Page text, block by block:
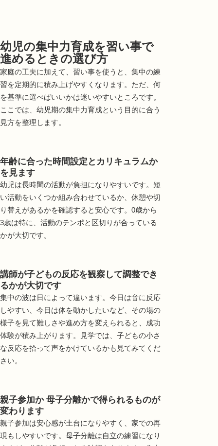
幼児の集中力育成を習い事で
進めるときの選び方
家庭の工夫に加えて、習い事を使うと、集中の練
習を定期的に積み上げやすくなります。ただ、何
を基準に選べばいいかは迷いやすいところです。
ここでは、幼児期の集中力育成という目的に合う
見方を整理します。
年齢に合った時間設定とカリキュラムか
を見ます
幼児は長時間の活動が負担になりやすいです。短
い活動をいくつか組み合わせているか、休憩や切
り替えがあるかを確認すると安心です。0歳から
3歳は特に、活動のテンポと区切りが合っている
かが大切です。
講師が子どもの反応を観察して調整でき
るかが大切です
集中の波は日によって違います。今日は音に反応
しやすい、今日は体を動かしたいなど、その場の
様子を見て難しさや進め方を変えられると、成功
体験が積み上がります。見学では、子どもの小さ
な反応を拾って声をかけているかも見てみてくだ
さい。
親子参加か 母子分離かで得られるものが
変わります
親子参加は安心感が土台になりやすく、家での再
現もしやすいです。母子分離は自立の練習になり